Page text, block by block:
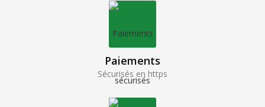
Paiements
Sécurisés en https